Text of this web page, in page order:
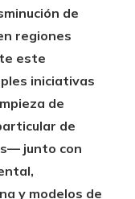
de
regiones
este
iniciativas
de
de
junto con
y modelos de